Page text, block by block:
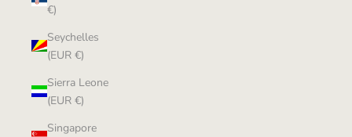
€)
Seychelles
(EUR €)
Sierra Leone
(EUR €)
Singapore